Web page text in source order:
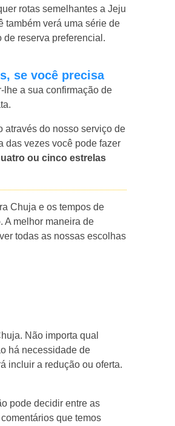
rotas semelhantes a Jeju
também verá uma série de
de reserva preferencial.
se você precisa
lhe a sua confirmação de
através do nosso serviço de
das vezes você pode fazer
ou cinco estrelas
Chuja e os tempos de
A melhor maneira de
todas as nossas escolhas
Não importa qual
há necessidade de
incluir a redução ou oferta.
pode decidir entre as
que temos